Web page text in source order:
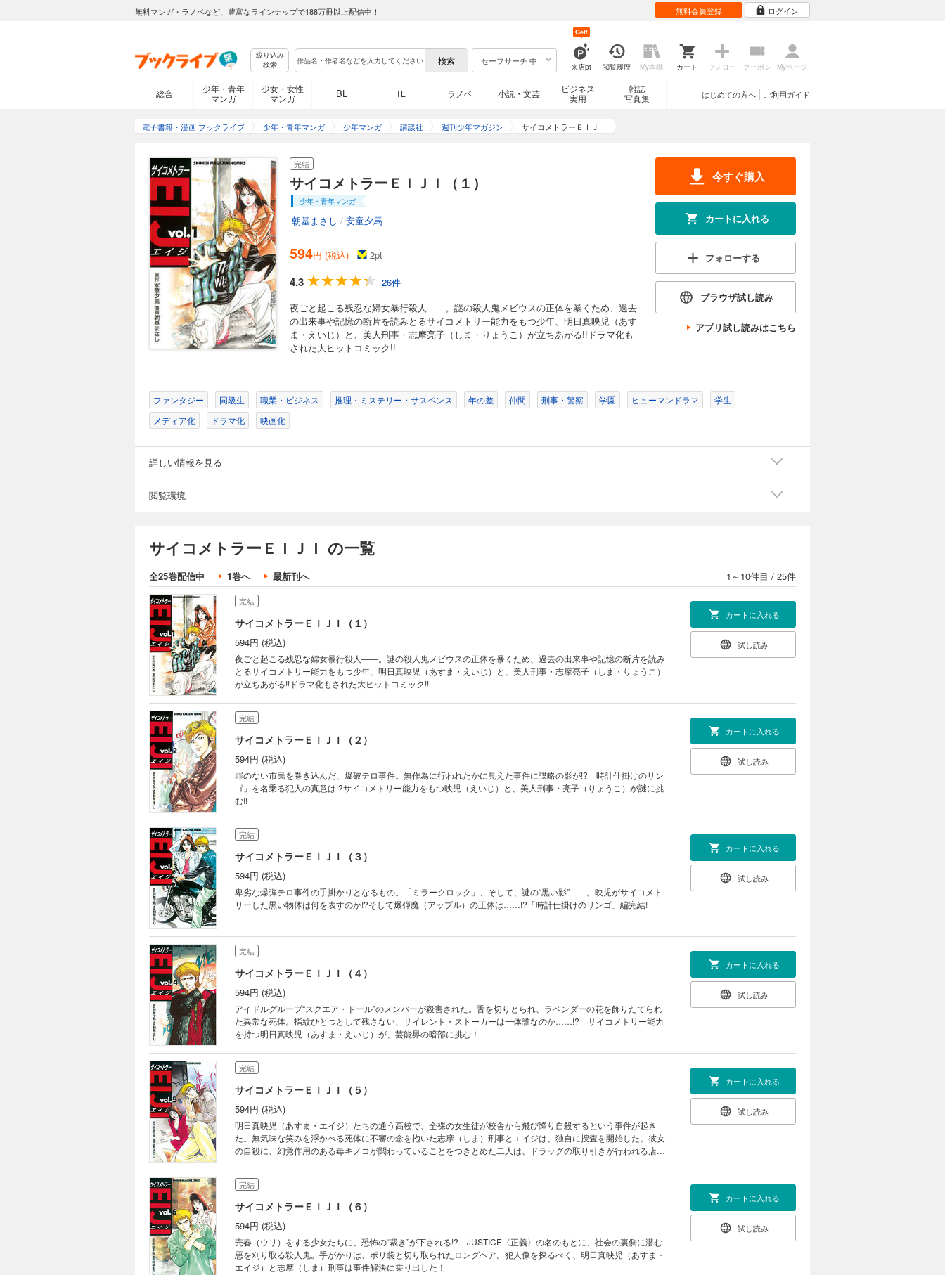
無料マンガ・ラノベなど、豊富なラインナップで188万冊以上配信中！ 無料会員登録 ログイン
絞り込み
検索
セーフサーチ 中
来店pt
Get!
閲覧履歴 My本棚 カート フォロー クーポン Myページ
総合
少年・青年
マンガ
少女・女性
マンガ
BL TL ラノベ 小説・文芸
ビジネス
実用
雑誌
写真集
ご利用ガイド
はじめての方へ
電子書籍・漫画 ブックライブ 少年・青年マンガ 少年マンガ 講談社 週刊少年マガジン サイコメトラーＥＩＪＩ
完結
サイコメトラーＥＩＪＩ（１）
少年・青年マンガ
朝基まさし / 安童夕馬
594円 (税込) 2pt
4.3
26件
夜ごと起こる残忍な婦女暴行殺人――。謎の殺人鬼メビウスの正体を暴くため、過去
の出来事や記憶の断片を読みとるサイコメトリー能力をもつ少年、明日真映児（あす
ま・えいじ）と、美人刑事・志摩亮子（しま・りょうこ）が立ちあがる!!ドラマ化も
された大ヒットコミック!!
今すぐ購入
カートに入れる
フォローする
ブラウザ試し読み
アプリ試し読みはこちら
ファンタジー 同級生 職業・ビジネス 推理・ミステリー・サスペンス 年の差 仲間 刑事・警察 学園 ヒューマンドラマ
学生
メディア化
ドラマ化 映画化
詳しい情報を見る
閲覧環境
サイコメトラーＥＩＪＩ の一覧
全25巻配信中 1巻へ 最新刊へ 1～10件目 / 25件
完結
サイコメトラーＥＩＪＩ（１）
594円 (税込)
夜ごと起こる残忍な婦女暴行殺人――。謎の殺人鬼メビウスの正体を暴くため、過去の出来事や記憶の断片を読み
とるサイコメトリー能力をもつ少年、明日真映児（あすま・えいじ）と、美人刑事・志摩亮子（しま・りょうこ）
が立ちあがる!!ドラマ化もされた大ヒットコミック!!
カートに入れる
試し読み
完結
サイコメトラーＥＩＪＩ（２）
594円 (税込)
罪のない市民を巻き込んだ、爆破テロ事件。無作為に行われたかに見えた事件に謀略の影が!?「時計仕掛けのリン
ゴ」を名乗る犯人の真意は!?サイコメトリー能力をもつ映児（えいじ）と、美人刑事・亮子（りょうこ）が謎に挑
む!!
カートに入れる
試し読み
完結
サイコメトラーＥＩＪＩ（３）
594円 (税込)
卑劣な爆弾テロ事件の手掛かりとなるもの。「ミラークロック」、そして、謎の“黒い影”――。映児がサイコメト
リーした黒い物体は何を表すのか!?そして爆弾魔（アップル）の正体は……!?「時計仕掛けのリンゴ」編完結!
カートに入れる
試し読み
完結
サイコメトラーＥＩＪＩ（４）
594円 (税込)
アイドルグループ“スクエア・ドール”のメンバーが殺害された。舌を切りとられ、ラベンダーの花を飾りたてられ
た異常な死体。指紋ひとつとして残さない、サイレント・ストーカーは一体誰なのか……!? サイコメトリー能力
を持つ明日真映児（あすま・えいじ）が、芸能界の暗部に挑む！
カートに入れる
試し読み
完結
サイコメトラーＥＩＪＩ（５）
594円 (税込)
明日真映児（あすま・エイジ）たちの通う高校で、全裸の女生徒が校舎から飛び降り自殺するという事件が起き
た。無気味な笑みを浮かべる死体に不審の念を抱いた志摩（しま）刑事とエイジは、独自に捜査を開始した。彼女
の自殺に、幻覚作用のある毒キノコが関わっていることをつきとめた二人は、ドラッグの取り引きが行われる店に
か!?
カートに入れる
試し読み
完結
サイコメトラーＥＩＪＩ（６）
594円 (税込)
売春（ウリ）をする少女たちに、恐怖の“裁き”が下される!? JUSTICE〈正義〉の名のもとに、社会の裏側に潜む
悪を刈り取る殺人鬼。手がかりは、ポリ袋と切り取られたロングヘア。犯人像を探るべく、明日真映児（あすま・
エイジ）と志摩（しま）刑事は事件解決に乗り出した！
カートに入れる
試し読み